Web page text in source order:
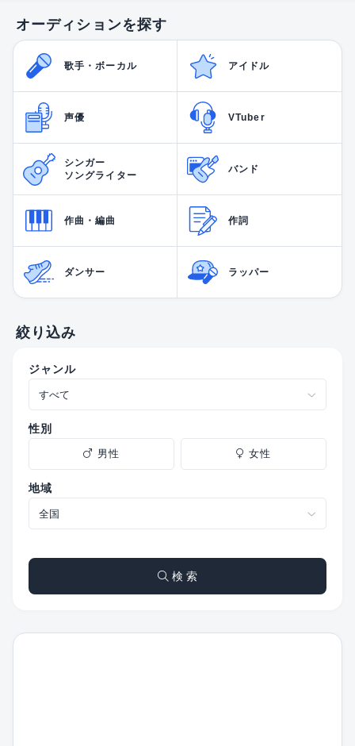
オーディションを探す
歌手・ボーカル アイドル
声優 VTuber
シンガー
ソングライター
バンド
作曲・編曲 作詞
ダンサー ラッパー
絞り込み
ジャンル
性別
男性 女性
地域
検 索